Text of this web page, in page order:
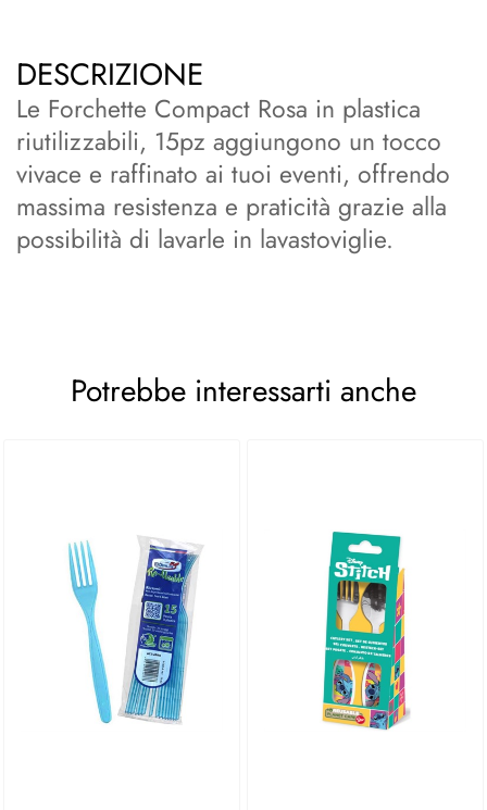
DESCRIZIONE
Le Forchette Compact Rosa in plastica
riutilizzabili, 15pz aggiungono un tocco
vivace e raffinato ai tuoi eventi, offrendo
massima resistenza e praticità grazie alla
possibilità di lavarle in lavastoviglie.
Potrebbe interessarti anche